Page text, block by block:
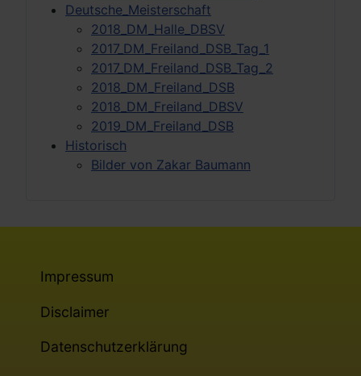
Deutsche_Meisterschaft
2018_DM_Halle_DBSV
2017_DM_Freiland_DSB_Tag_1
2017_DM_Freiland_DSB_Tag_2
2018_DM_Freiland_DSB
2018_DM_Freiland_DBSV
2019_DM_Freiland_DSB
Historisch
Bilder von Zakar Baumann
Impressum
Disclaimer
Datenschutzerklärung